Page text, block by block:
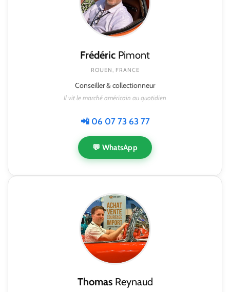
Frédéric Pimont
ROUEN, FRANCE
Conseiller & collectionneur
Il vit le marché américain au quotidien
📲 06 07 73 63 77
💬 WhatsApp
ThomasReynaud